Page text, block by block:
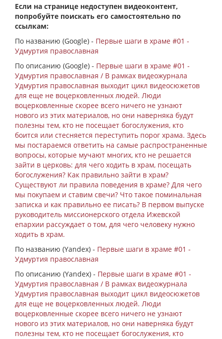
Если на странице недоступен видеоконтент,
попробуйте поискать его самостоятельно по
ссылкам:
По названию (Google) - Первые шаги в храме #01 -
Удмуртия православная
По описанию (Google) - Первые шаги в храме #01 -
Удмуртия православная / В рамках видеожурнала
Удмуртия православная выходит цикл видеосюжетов
для еще не воцерковленных людей. Люди
воцерковленные скорее всего ничего не узнают
нового из этих материалов, но они наверняка будут
полезны тем, кто не посещает богослужения, кто
боится или стесняется переступить порог храма. Здесь
мы постараемся ответить на самые распространенные
вопросы, которые мучают многих, кто не решается
зайти в церковь: для чего ходить в храм, посещать
богослужения? Как правильно зайти в храм?
Существуют ли правила поведения в храме? Для чего
мы покупаем и ставим свечи? Что такое поминальная
записка и как правильно ее писать? В первом выпуске
руководитель миссионерского отдела Ижевской
епархии рассуждает о том, для чего человеку нужно
ходить в храм.
По названию (Yandex) - Первые шаги в храме #01 -
Удмуртия православная
По описанию (Yandex) - Первые шаги в храме #01 -
Удмуртия православная / В рамках видеожурнала
Удмуртия православная выходит цикл видеосюжетов
для еще не воцерковленных людей. Люди
воцерковленные скорее всего ничего не узнают
нового из этих материалов, но они наверняка будут
полезны тем, кто не посещает богослужения, кто